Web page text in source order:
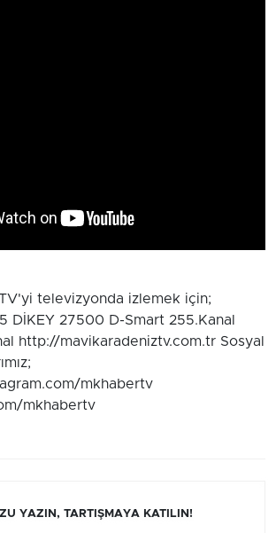
televizyonda izlemek için;
DİKEY 27500 D-Smart 255.Kanal
http://mavikaradeniztv.com.tr Sosyal
mkhabertv
mkhabertv
YAZIN, TARTIŞMAYA KATILIN!